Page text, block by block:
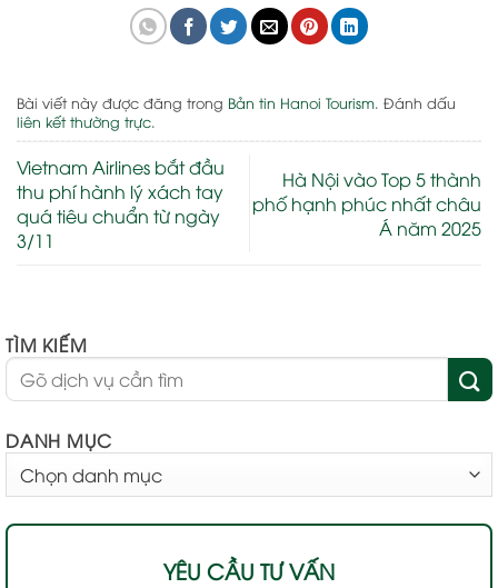
Bài viết này được đăng trong Bản tin Hanoi Tourism. Đánh dấu
liên kết thường trực.
Vietnam Airlines bắt đầu
thu phí hành lý xách tay
quá tiêu chuẩn từ ngày
3/11
Hà Nội vào Top 5 thành
phố hạnh phúc nhất châu
Á năm 2025
TÌM KIẾM
DANH MỤC
MỤC
YÊU CẦU TƯ VẤN